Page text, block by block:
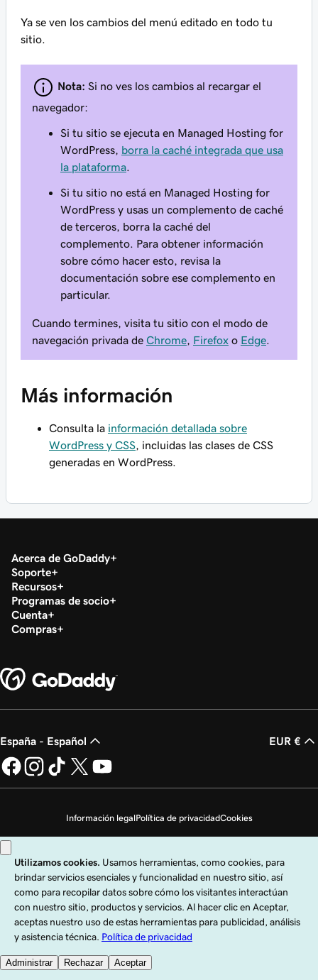
Ya se ven los cambios del menú editado en todo tu
sitio.
Nota: Si no ves los cambios al recargar el
navegador:
Si tu sitio se ejecuta en Managed Hosting for
WordPress, borra la caché integrada que usa
la plataforma
Si tu sitio no está en Managed Hosting for
WordPress y usas un complemento de caché
de terceros, borra la caché del
complemento. Para obtener información
sobre cómo hacer esto, revisa la
documentación sobre ese complemento en
particular.
Cuando termines, visita tu sitio con el modo de
navegación privada de Chrome Firefox o Edge
Más información
Consulta la información detallada sobre
WordPress y CSS , incluidas las clases de CSS
generadas en WordPress.
Acerca de GoDaddy
Soporte
Recursos
Programas de socio
Cuenta
Compras
España - Español EUR €
Información legalPolítica de privacidadCookies
Copyright © 1999 - 2026 GoDaddy Operating Company, LLC. Todos los
derechos reservados. La marca denominativa GoDaddy es una marca
registrada de GoDaddy Operating Company, LLC en los EE. UU. y otros países.
El logo "GO" es una marca registrada de GoDaddy.com, LLC en los EE. UU.
El uso de esta web está sujeto a las condiciones de uso indicadas. Al utilizar
esta web, aceptas cumplir con nuestra